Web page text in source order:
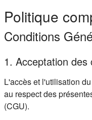
Politique
Conditions
1. Acceptation des
L'accès et l'utilisation
au respect des
(CGU).